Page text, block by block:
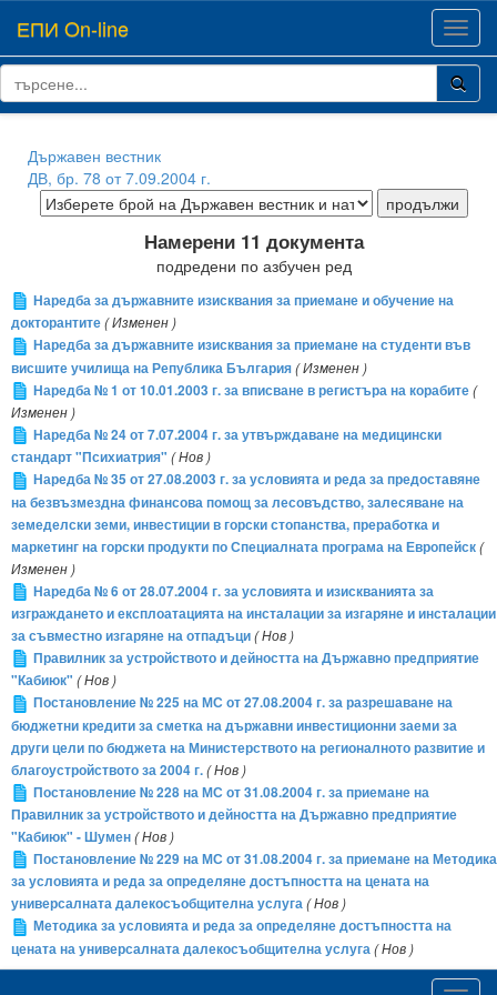
ЕПИ On-line
Държавен вестник
ДВ, бр. 78 от 7.09.2004 г.
Намерени 11 документа
подредени по азбучен ред
Наредба за държавните изисквания за приемане и обучение на
докторантите( Изменен )
Наредба за държавните изисквания за приемане на студенти във
висшите училища на Република България( Изменен )
Наредба № 1 от 10.01.2003 г. за вписване в регистъра на корабите(
Изменен )
Наредба № 24 от 7.07.2004 г. за утвърждаване на медицински
стандарт "Психиатрия" ( Нов )
Наредба № 35 от 27.08.2003 г. за условията и реда за предоставяне
на безвъзмездна финансова помощ за лесовъдство, залесяване на
земеделски земи, инвестиции в горски стопанства, преработка и
маркетинг на горски продукти по Специалната програма на Европейск(
Изменен )
Наредба № 6 от 28.07.2004 г. за условията и изискванията за
изграждането и експлоатацията на инсталации за изгаряне и инсталации
за съвместно изгаряне на отпадъци( Нов )
Правилник за устройството и дейността на Държавно предприятие
"Кабиюк" ( Нов )
Постановление № 225 на МС от 27.08.2004 г. за разрешаване на
бюджетни кредити за сметка на държавни инвестиционни заеми за
други цели по бюджета на Министерството на регионалното развитие и
благоустройството за 2004 г.( Нов )
Постановление № 228 на МС от 31.08.2004 г. за приемане на
Правилник за устройството и дейността на Държавно предприятие
"Кабиюк" - Шумен( Нов )
Постановление № 229 на МС от 31.08.2004 г. за приемане на Методика
за условията и реда за определяне достъпността на цената на
универсалната далекосъобщителна услуга( Нов )
Методика за условията и реда за определяне достъпността на
цената на универсалната далекосъобщителна услуга( Нов )